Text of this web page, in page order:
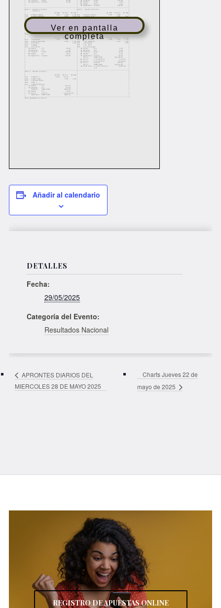
Ver en pantalla
completa
Añadir al calendario
DETALLES
Fecha:
29/05/2025
Categoría del Evento:
Resultados Nacional
APRONTES DIARIOS DEL
MIERCOLES 28 DE MAYO 2025
Charts Jueves 22 de
mayo de 2025
REGISTRO DE APUESTAS ONLINE